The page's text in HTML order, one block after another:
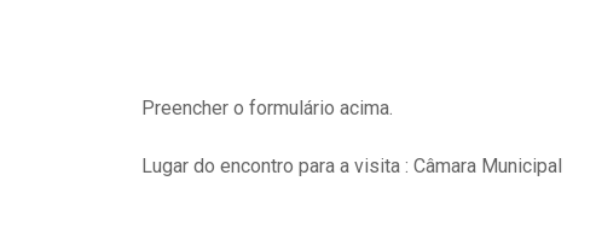
Preencher o formulário acima.
Lugar do encontro para a visita : Câmara Municipal